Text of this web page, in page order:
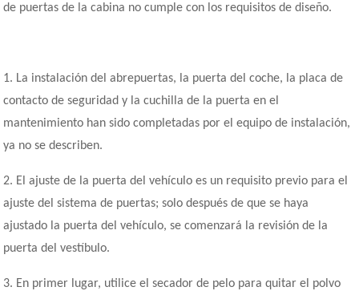
de puertas de la cabina no cumple con los requisitos de diseño.
1. La instalación del abrepuertas, la puerta del coche, la placa de
contacto de seguridad y la cuchilla de la puerta en el
mantenimiento han sido completadas por el equipo de instalación,
ya no se describen.
2. El ajuste de la puerta del vehículo es un requisito previo para el
ajuste del sistema de puertas; solo después de que se haya
ajustado la puerta del vehículo, se comenzará la revisión de la
puerta del vestíbulo.
3. En primer lugar, utilice el secador de pelo para quitar el polvo